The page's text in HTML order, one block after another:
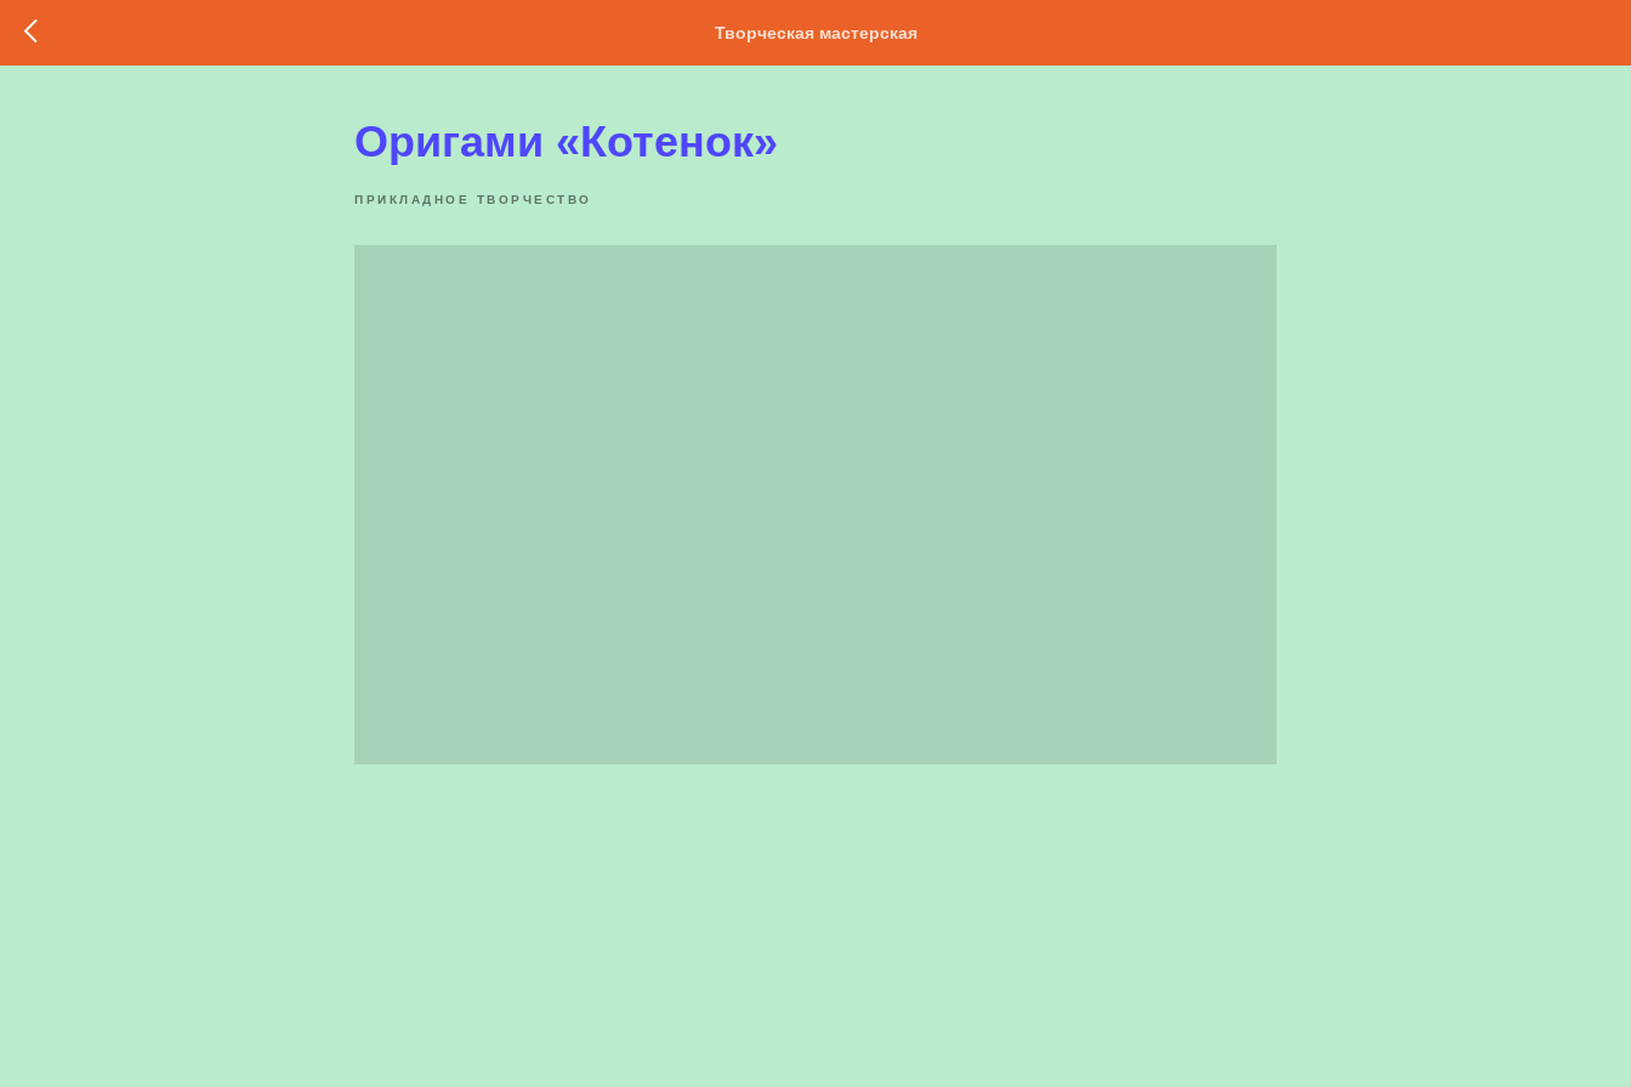
Творческая мастерская
Оригами «Котенок»
ПРИКЛАДНОЕ ТВОРЧЕСТВО